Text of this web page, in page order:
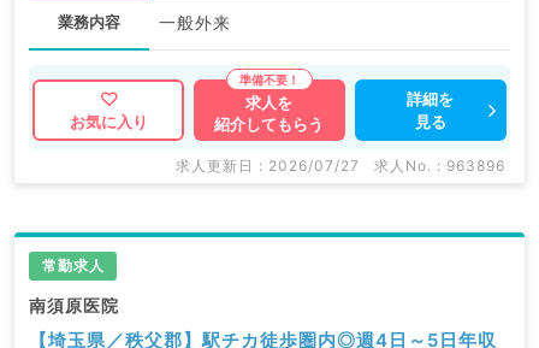
業務内容 一般外来
お気に入り
求人を
紹介してもらう
詳細を
見る
求人更新日 : 2026/07/27 求人No. : 963896
常勤求人
南須原医院
【埼玉県／秩父郡】駅チカ徒歩圏内◎週4日～5日年収